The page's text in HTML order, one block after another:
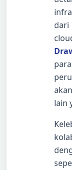
dari
lain